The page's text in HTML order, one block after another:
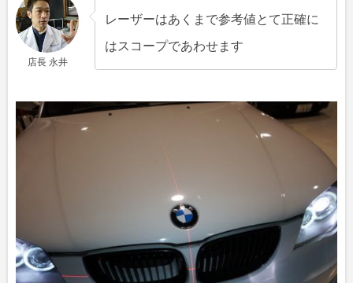
店長 永井
レーザーはあくまで参考値とて正確に
はスコープであわせます